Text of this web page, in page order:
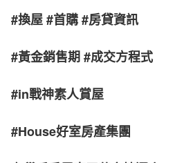
#換屋 #首購 #房貸資訊
#黃金銷售期 #成交方程式
#in戰神素人賞屋
#House好室房產集團